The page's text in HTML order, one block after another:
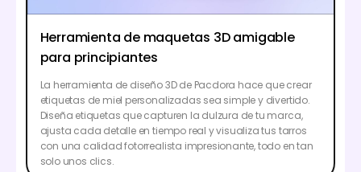
Herramienta de maquetas 3D amigable
para principiantes
La herramienta de diseño 3D de Pacdora hace que crear
etiquetas de miel personalizadas sea simple y divertido.
Diseña etiquetas que capturen la dulzura de tu marca,
ajusta cada detalle en tiempo real y visualiza tus tarros
con una calidad fotorrealista impresionante, todo en tan
solo unos clics.